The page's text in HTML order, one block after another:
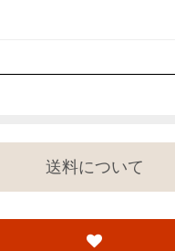
送料について